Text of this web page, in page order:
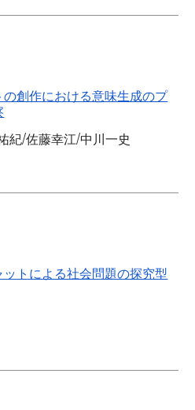
創作における意味生成のプ
/佐藤幸江/中川一史
トによる社会問題の探究型